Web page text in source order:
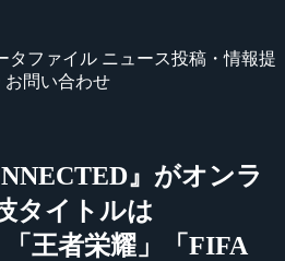
タファイル ニュース投稿・情報提
お問い合わせ
』がオンラ
タイトルは
「王者栄耀」「FIFA